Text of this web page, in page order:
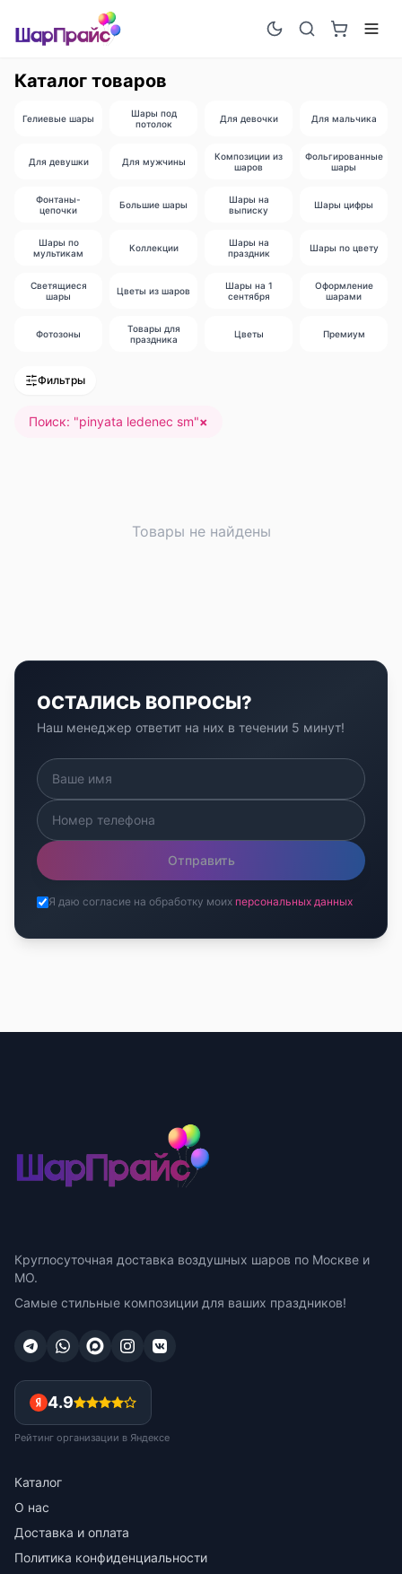
Каталог товаров
Гелиевые шары
Шары под
потолок
Для девочки Для мальчика
Для девушки Для мужчины
Композиции из
шаров
Фольгированные
шары
Фонтаны-
цепочки
Большие шары
Шары на
выписку
Шары цифры
Шары по
мультикам
Коллекции
Шары на
праздник
Шары по цвету
Светящиеся
шары
Цветы из шаров
Шары на 1
сентября
Оформление
шарами
Фотозоны
Товары для
праздника
Цветы Премиум
Фильтры
Поиск: "pinyata ledenec sm"×
Товары не найдены
ОСТАЛИСЬ ВОПРОСЫ?
Наш менеджер ответит на них в течении 5 минут!
Отправить
Я даю согласие на обработку моих персональных данных
Круглосуточная доставка воздушных шаров по Москве и
МО.
Самые стильные композиции для ваших праздников!
4.9
Рейтинг организации в Яндексе
Каталог
О нас
Доставка и оплата
Политика конфиденциальности